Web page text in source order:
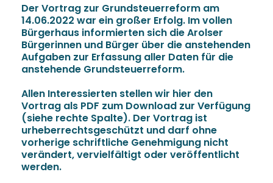
Der Vortrag zur Grundsteuerreform am
14.06.2022 war ein großer Erfolg. Im vollen
Bürgerhaus informierten sich die Arolser
Bürgerinnen und Bürger über die anstehenden
Aufgaben zur Erfassung aller Daten für die
anstehende Grundsteuerreform.
Allen Interessierten stellen wir hier den
Vortrag als PDF zum Download zur Verfügung
(siehe rechte Spalte). Der Vortrag ist
urheberrechtsgeschützt und darf ohne
vorherige schriftliche Genehmigung nicht
verändert, vervielfältigt oder veröffentlicht
werden.